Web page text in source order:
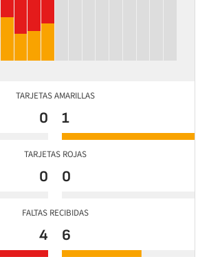
TARJETAS AMARILLAS
0 1
TARJETAS ROJAS
0 0
FALTAS RECIBIDAS
4 6